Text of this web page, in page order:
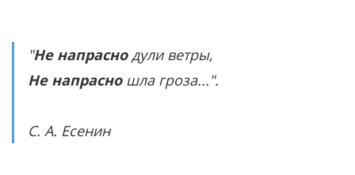
"Не напраснодули ветры,
Не напрасношла гроза...".
С. А. Есенин